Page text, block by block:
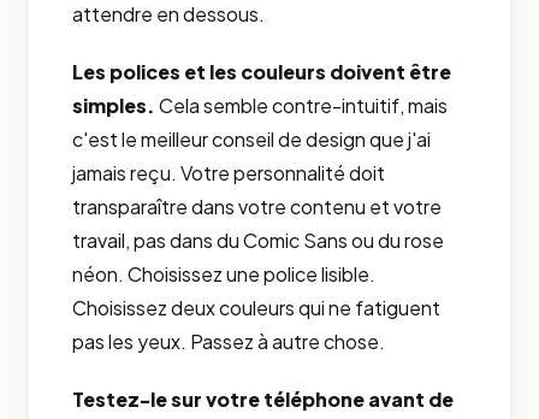
attendre en dessous.
Les polices et les couleurs doivent être
simples. Cela semble contre-intuitif, mais
c'est le meilleur conseil de design que j'ai
jamais reçu. Votre personnalité doit
transparaître dans votre contenu et votre
travail, pas dans du Comic Sans ou du rose
néon. Choisissez une police lisible.
Choisissez deux couleurs qui ne fatiguent
pas les yeux. Passez à autre chose.
Testez-le sur votre téléphone avant de